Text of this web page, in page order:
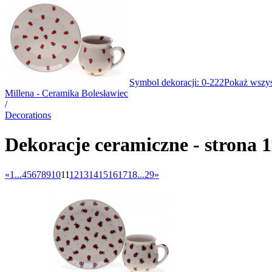
Symbol dekoracji: 0-222Pokaż
Millena - Ceramika Bolesławiec
/
Decorations
Dekoracje ceramiczne - strona
«1...456789101112131415161718...29»